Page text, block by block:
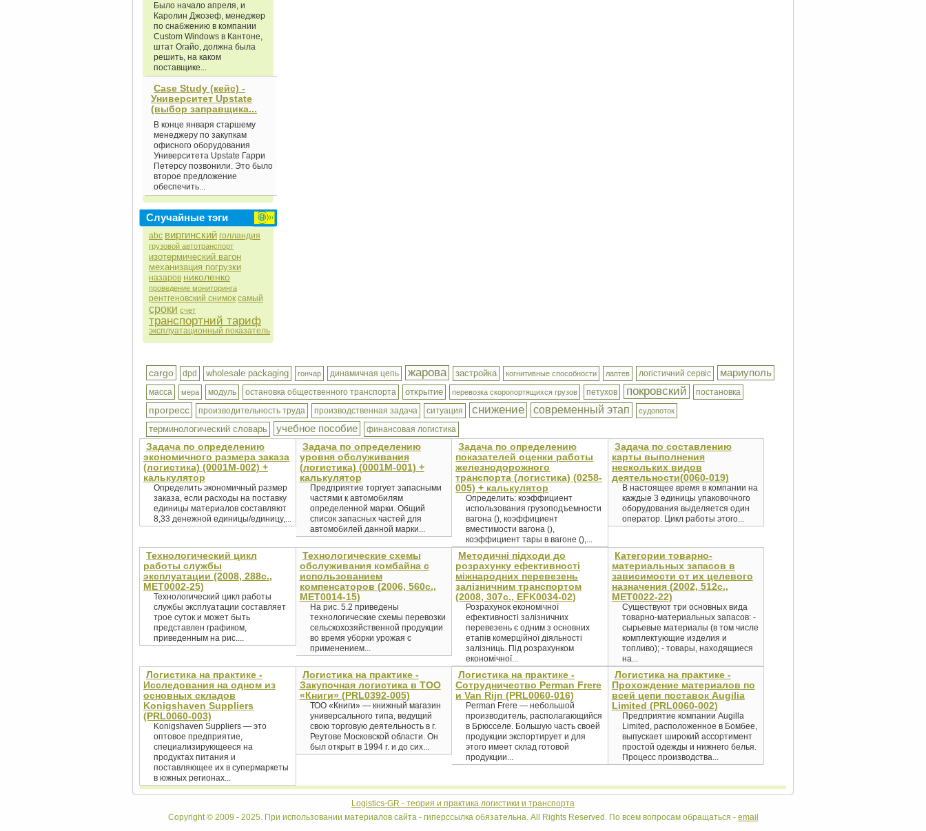
Было начало апреля, и
Каролин Джозеф, менеджер
по снабжению в компании
Custom Windows в Кантоне,
штат Огайо, должна была
решить, на каком
поставщике...
Case Study (кейс) -
Университет Upstate
(выбор заправщика...
В конце января старшему
менеджеру по закупкам
офисного оборудования
Университе­та Upstate Гарри
Петерсу позвонили. Это было
второе предложение
обеспечить...
Случайные тэги
abc виргинский голландия
грузовой автотранспорт
изотермический вагон
механизация погрузки
назаров николенко
проведение мониторинга
рентгеновский снимок самый
сроки счет
транспортний тариф
эксплуатационный показатель
cargo dpd wholesale packaging гончар динамичная цепь жарова застройка когнитивные способности лаптев логістичний сервіс мариуполь
масса мера модуль остановка общественного транспорта открытие перевозка скоропортящихся грузов петухов покровский постановка
прогресс производительность труда производственная задача ситуация снижение современный этап судопоток
терминологический словарь учебное пособие финансовая логистика
Задача по определению
экономичного размера заказа
(логистика) (0001М-002) +
калькулятор
Определить экономичный размер
заказа, если расходы на поставку
единицы материалов составляют
8,33 денежной единицы/единицу,...
Задача по определению
уровня обслуживания
(логистика) (0001М-001) +
калькулятор
Предприятие торгует запасными
частями к автомобилям
определенной марки. Общий
список запасных частей для
автомобилей данной марки...
Задача по определению
показателей оценки работы
железнодорожного
транспорта (логистика) (0258-
005) + калькулятор
Определить: коэффициент
использования грузоподъемности
вагона (), коэффициент
вместимости вагона (),
коэффициент тары в вагоне (),...
Задача по составлению
карты выполнения
нескольких видов
деятельности(0060-019)
В настоящее время в компании на
каждые 3 единицы упаковочного
оборудования выделяется один
оператор. Цикл работы этого...
Технологический цикл
работы службы
эксплуатации (2008, 288с.,
MET0002-25)
Технологический цикл работы
службы эксплуатации составляет
трое суток и может быть
представлен графиком,
приведенным на рис....
Технологические схемы
обслуживания комбайна с
использованием
компенсаторов (2006, 560с.,
MET0014-15)
На рис. 5.2 приведены
технологические схемы перевозки
сельскохозяйственной продукции
во время уборки урожая с
применением...
Методичні підходи до
розрахунку ефективності
міжнародних перевезень
залізничним транспортом
(2008, 307c., EFK0034-02)
Розрахунок економічної
ефективності залізничних
перевезень є одним з основних
етапів комерційної діяльності
залізниць. Під розрахунком
економічної...
Категории товарно-
материальных запасов в
зависимости от их целевого
назначения (2002, 512с.,
MET0022-22)
Существуют три основных вида
товарно-материальных запасов: -
сырьевые материалы (в том числе
комплектующие изделия и
топливо); - товары, находящиеся
на...
Логистика на практике -
Исследования на одном из
основных складов
Konigshaven Suppliers
(PRL0060-003)
Konigshaven Suppliers — это
оптовое предприятие,
специализирующееся на
продуктах питания и
поставляющее их в супермаркеты
в южных регионах...
Логистика на практике -
Закупочная логистика в ТОО
«Книги» (PRL0392-005)
ТОО «Книги» — книжный магазин
универсального типа, ведущий
свою торговую деятельность в г.
Реутове Московской области. Он
был открыт в 1994 г. и до сих...
Логистика на практике -
Сотрудничество Perman Frere
и Van Rijn (PRL0060-016)
Perman Frere — небольшой
производитель, располагающийся
в Брюсселе. Большую часть своей
продукции экспортирует и для
этого имеет склад готовой
продукции...
Логистика на практике -
Прохождение материалов по
всей цепи поставок Augilia
Limited (PRL0060-002)
Предприятие компании Augilla
Limited, расположенное в Бомбее,
выпускает широкий ассортимент
простой одежды и нижнего белья.
Процесс производства...
Logistics-GR - теория и практика логистики и транспорта
Copyright © 2009 - 2025. При использовании материалов сайта - гиперссылка обязательна. All Rights Reserved.По всем вопросам обращаться - email